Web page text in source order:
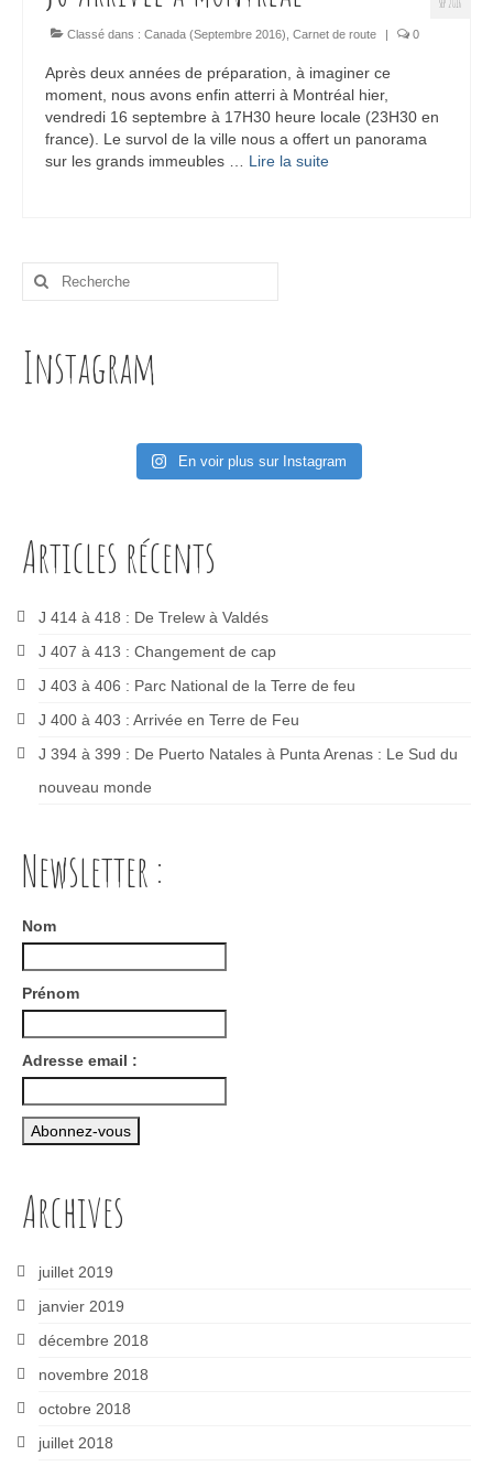
SEP 2016
Classé dans : Canada (Septembre 2016) Carnet de route | 0
Après deux années de préparation, à imaginer ce
moment, nous avons enfin atterri à Montréal hier,
vendredi 16 septembre à 17H30 heure locale (23H30 en
france). Le survol de la ville nous a offert un panorama
sur les grands immeubles … Lire la suite­­
Rechercher
Instagram
En voir plus sur Instagram
Articles récents
J 414 à 418 : De Trelew à Valdés
J 407 à 413 : Changement de cap
J 403 à 406 : Parc National de la Terre de feu
J 400 à 403 : Arrivée en Terre de Feu
J 394 à 399 : De Puerto Natales à Punta Arenas : Le Sud du
nouveau monde
Newsletter :
Nom
Prénom
Adresse email :
Archives
juillet 2019
janvier 2019
décembre 2018
novembre 2018
octobre 2018
juillet 2018